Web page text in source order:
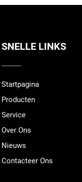
SNELLE LINKS
Startpagina
Producten
Service
Over Ons
Nieuws
Contacteer Ons